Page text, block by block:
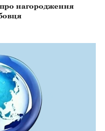
про нагородження